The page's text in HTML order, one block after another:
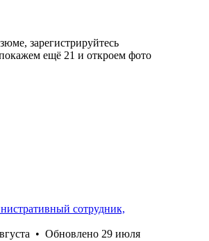
зарегистрируйтесь
ещё 21 и откроем фото
сотрудник,
• Обновлено 29 июля